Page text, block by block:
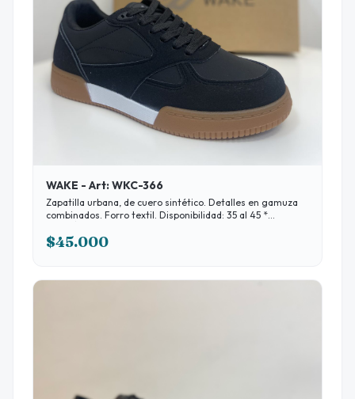
WAKE - Art: WKC-366
Zapatilla urbana, de cuero sintético. Detalles en gamuza
combinados. Forro textil. Disponibilidad: 35 al 45 *
$45.000